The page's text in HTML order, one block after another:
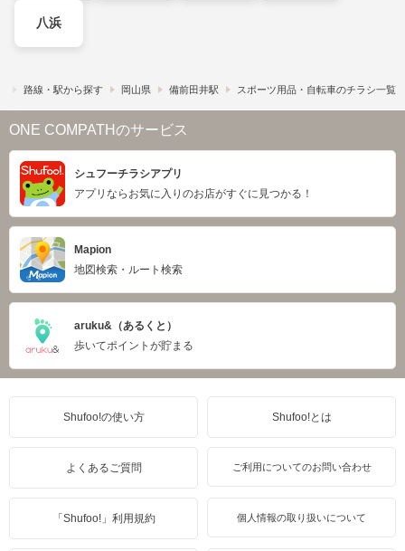
八浜
路線・駅から探す 岡山県 備前田井駅 スポーツ用品・自転車のチラシ一覧
ONE COMPATHのサービス
シュフーチラシアプリ
アプリならお気に入りのお店がすぐに見つかる！
Mapion
地図検索・ルート検索
aruku&（あるくと）
歩いてポイントが貯まる
Shufoo!の使い方 Shufoo!とは
よくあるご質問 ご利用についてのお問い合わせ
「Shufoo!」利用規約 個人情報の取り扱いについて